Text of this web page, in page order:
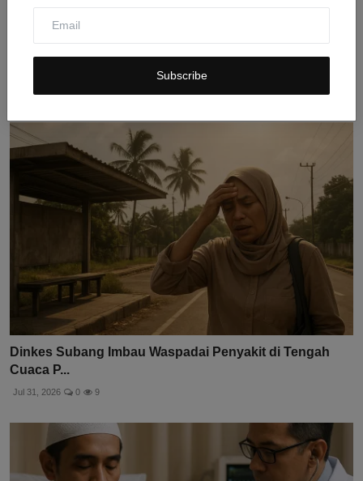
Subscribe
Jul 30, 2026
Dinkes Subang Imbau Waspadai Penyakit di Tengah
Cuaca P...
Jul 31, 2026 0 9